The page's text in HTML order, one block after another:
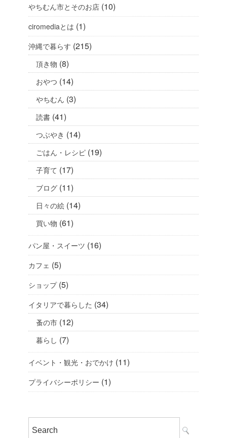
やちむん市とそのお店 (10)
ciromediaとは (1)
沖縄で暮らす (215)
頂き物 (8)
おやつ (14)
やちむん (3)
読書 (41)
つぶやき (14)
ごはん・レシピ (19)
子育て (17)
ブログ (11)
日々の絵 (14)
買い物 (61)
パン屋・スイーツ (16)
カフェ (5)
ショップ(5)
イタリアで暮らした (34)
蚤の市 (12)
暮らし (7)
イベント・観光・おでかけ (11)
プライバシーポリシー (1)